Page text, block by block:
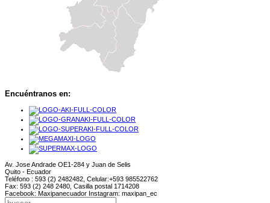
Encuéntranos en:
Av. Jose Andrade OE1-284 y Juan de Selis
Quito - Ecuador
Teléfono : 593 (2) 2482482, Celular:+593 985522762
Fax: 593 (2) 248 2480, Casilla postal 1714208
Facebook: Maxipanecuador Instagram: maxipan_ec